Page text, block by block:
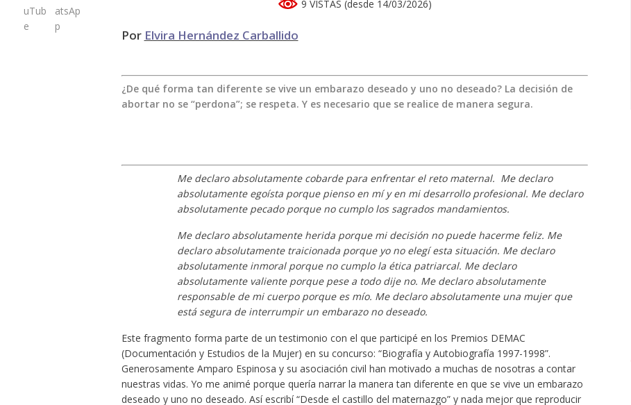
9 VISTAS (desde 14/03/2026)
Por Elvira Hernández Carballido
¿De qué forma tan diferente se vive un embarazo deseado y uno no deseado? La decisión de
abortar no se “perdona”; se respeta. Y es necesario que se realice de manera segura.
Me declaro absolutamente cobarde para enfrentar el reto maternal. Me declaro
absolutamente egoísta porque pienso en mí y en mi desarrollo profesional. Me declaro
absolutamente pecado porque no cumplo los sagrados mandamientos.
Me declaro absolutamente herida porque mi decisión no puede hacerme feliz. Me
declaro absolutamente traicionada porque yo no elegí esta situación. Me declaro
absolutamente inmoral porque no cumplo la ética patriarcal. Me declaro
absolutamente valiente porque pese a todo dije no. Me declaro absolutamente
responsable de mi cuerpo porque es mío. Me declaro absolutamente una mujer que
está segura de interrumpir un embarazo no deseado.
Este fragmento forma parte de un testimonio con el que participé en los Premios DEMAC
(Documentación y Estudios de la Mujer) en su concurso: “Biografía y Autobiografía 1997-1998”.
Generosamente Amparo Espinosa y su asociación civil han motivado a muchas de nosotras a contar
nuestras vidas. Yo me animé porque quería narrar la manera tan diferente en que se vive un embarazo
deseado y uno no deseado. Así escribí “Desde el castillo del maternazgo” y nada mejor que reproducir